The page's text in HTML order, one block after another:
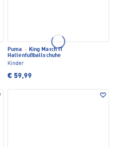
Puma · King Match IT
Hallenfußballschuhe
Kinder
€ 59,99